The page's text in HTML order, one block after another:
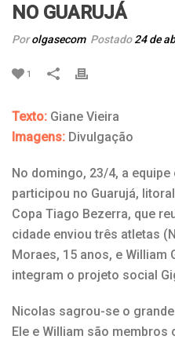
NO GUARUJÁ
Porolgasecom Postado24 de
1
Texto: Giane Vieira
Imagens: Divulgação
No domingo, 23/4, a
participou no Guarujá,
Copa Tiago Bezerra, que
cidade enviou três atletas
Moraes, 15 anos, e William
integram o projeto social
Nicolas sagrou-se o
Ele e William são membros